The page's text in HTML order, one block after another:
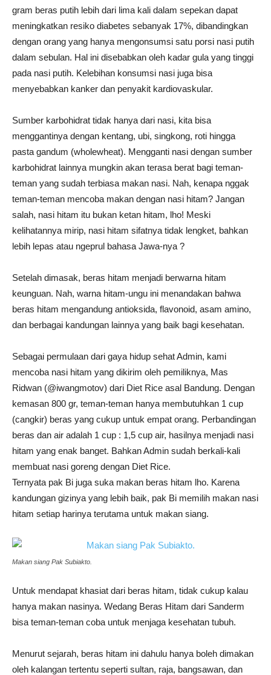
gram beras putih lebih dari lima kali dalam sepekan dapat
meningkatkan resiko diabetes sebanyak 17%, dibandingkan
dengan orang yang hanya mengonsumsi satu porsi nasi putih
dalam sebulan. Hal ini disebabkan oleh kadar gula yang tinggi
pada nasi putih. Kelebihan konsumsi nasi juga bisa
menyebabkan kanker dan penyakit kardiovaskular.
Sumber karbohidrat tidak hanya dari nasi, kita bisa
menggantinya dengan kentang, ubi, singkong, roti hingga
pasta gandum (wholewheat). Mengganti nasi dengan sumber
karbohidrat lainnya mungkin akan terasa berat bagi teman-
teman yang sudah terbiasa makan nasi. Nah, kenapa nggak
teman-teman mencoba makan dengan nasi hitam? Jangan
salah, nasi hitam itu bukan ketan hitam, lho! Meski
kelihatannya mirip, nasi hitam sifatnya tidak lengket, bahkan
lebih lepas atau ngeprul bahasa Jawa-nya ?
Setelah dimasak, beras hitam menjadi berwarna hitam
keunguan. Nah, warna hitam-ungu ini menandakan bahwa
beras hitam mengandung antioksida, flavonoid, asam amino,
dan berbagai kandungan lainnya yang baik bagi kesehatan.
Sebagai permulaan dari gaya hidup sehat Admin, kami
mencoba nasi hitam yang dikirim oleh pemiliknya, Mas
Ridwan (@iwangmotov) dari Diet Rice asal Bandung. Dengan
kemasan 800 gr, teman-teman hanya membutuhkan 1 cup
(cangkir) beras yang cukup untuk empat orang. Perbandingan
beras dan air adalah 1 cup : 1,5 cup air, hasilnya menjadi nasi
hitam yang enak banget. Bahkan Admin sudah berkali-kali
membuat nasi goreng dengan Diet Rice.
Ternyata pak Bi juga suka makan beras hitam lho. Karena
kandungan gizinya yang lebih baik, pak Bi memilih makan nasi
hitam setiap harinya terutama untuk makan siang.
Makan siang Pak Subiakto.
Untuk mendapat khasiat dari beras hitam, tidak cukup kalau
hanya makan nasinya. Wedang Beras Hitam dari Sanderm
bisa teman-teman coba untuk menjaga kesehatan tubuh.
Menurut sejarah, beras hitam ini dahulu hanya boleh dimakan
oleh kalangan tertentu seperti sultan, raja, bangsawan, dan